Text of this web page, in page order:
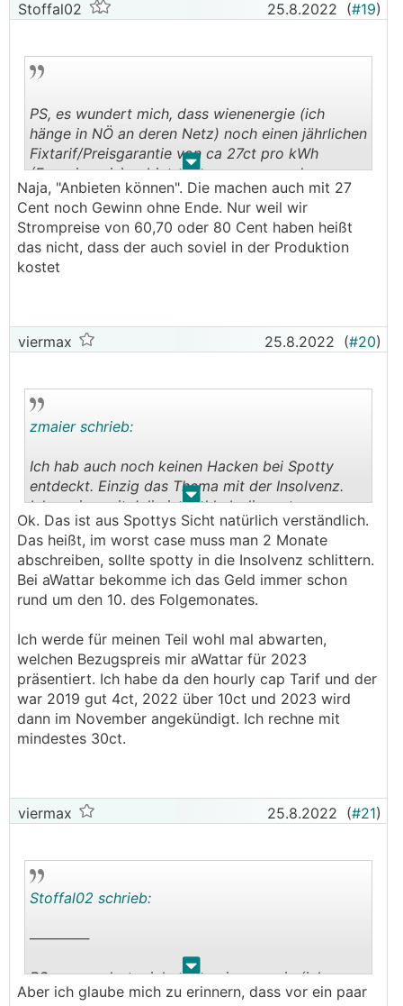
Stoffal02 25.8.2022 (#19)
. .
PS, es wundert mich, dass wienenergie (ich
hänge in NÖ an deren Netz) noch einen jährlichen
Fixtarif/Preisgarantie von ca 27ct pro kWh
(Energiepreis) anbieten kann, wo es anderswo
schon das doppelte kostet......
Naja, "Anbieten können". Die machen auch mit 27
Cent noch Gewinn ohne Ende. Nur weil wir
Strompreise von 60,70 oder 80 Cent haben heißt
das nicht, dass der auch soviel in der Produktion
kostet
viermax 25.8.2022 (#20)
. .
zmaier schrieb:
Ich hab auch noch keinen Hacken bei Spotty
entdeckt. Einzig das Thema mit der Insolvenz.
Ich speise seit Juli ein und hab die erste
Abrechung bekommen, Zahlungsziel ist 60 Tage.
Ich habe nachgefragt warum das so lange dauert
und möchte euch die Antwort nicht vorenthalten
:
"
Sie wüßten gerne, zu wann bei uns Guthaben
ausgezahlt werden. Gerne erklären wir Ihnen
dieses.
Rechnungserstellung auf die bei uns hinterlegte
Bankverbindung.
Warum ist dann auf den Rechnungen jedoch ein
Datum mit 30 Tagen angegeben?
ein Datum von 60 Tagen zu hinterlegen, lediglich
30 wodurch dieses Datum angezeigt wird. Daher
haben wir als eine Extranotiz die 60 Tage
Zahlungsziel angegeben.
Ok. Das ist aus Spottys Sicht natürlich verständlich.
Das heißt, im worst case muss man 2 Monate
abschreiben, sollte spotty in die Insolvenz schlittern.
Bei aWattar bekomme ich das Geld immer schon
rund um den 10. des Folgemonates.
Ich werde für meinen Teil wohl mal abwarten,
welchen Bezugspreis mir aWattar für 2023
präsentiert. Ich habe da den hourly cap Tarif und der
war 2019 gut 4ct, 2022 über 10ct und 2023 wird
dann im November angekündigt. Ich rechne mit
mindestes 30ct.
viermax 25.8.2022 (#21)
. .
Stoffal02 schrieb:
──────
PS, es wundert mich, dass wienenergie (ich
hänge in NÖ an deren Netz) noch einen jährlichen
Aber ich glaube mich zu erinnern, dass vor ein paar